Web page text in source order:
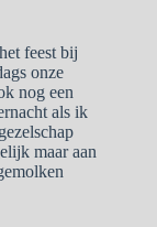
feest bij
onze
nog een
als ik
maar aan